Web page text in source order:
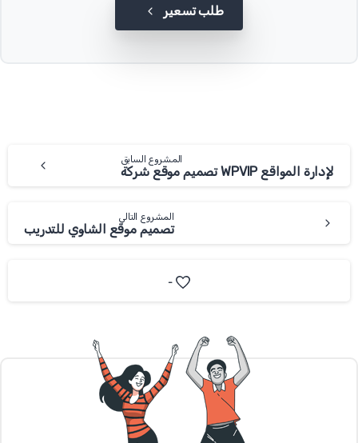
طلب تسعير
المشروع السابق
تصميم موقع شركة WPVIP لإدارة المواقع
المشروع التالي
تصميم موقع الشاوي للتدريب
-